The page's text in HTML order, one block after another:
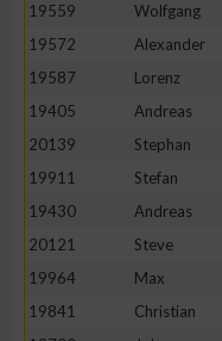
19559
Wolfgang
19572
Alexander
19587
Lorenz
19405
Andreas
20139
Stephan
19911
Stefan
19430
Andreas
20121
Steve
19964
Max
19841
Christian
Notwendig
Performance
Funktional